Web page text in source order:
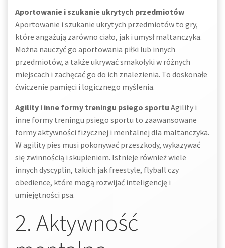
Aportowanie i szukanie ukrytych przedmiotów
Aportowanie i szukanie ukrytych przedmiotów to gry,
które angażują zarówno ciało, jak i umysł maltanczyka.
Można nauczyć go aportowania piłki lub innych
przedmiotów, a także ukrywać smakołyki w różnych
miejscach i zachęcać go do ich znalezienia. To doskonałe
ćwiczenie pamięci i logicznego myślenia.
Agility i inne formy treningu psiego sportu Agility i
inne formy treningu psiego sportu to zaawansowane
formy aktywności fizycznej i mentalnej dla maltanczyka.
W agility pies musi pokonywać przeszkody, wykazywać
się zwinnością i skupieniem. Istnieje również wiele
innych dyscyplin, takich jak freestyle, flyball czy
obedience, które mogą rozwijać inteligencję i
umiejętności psa.
2. Aktywność